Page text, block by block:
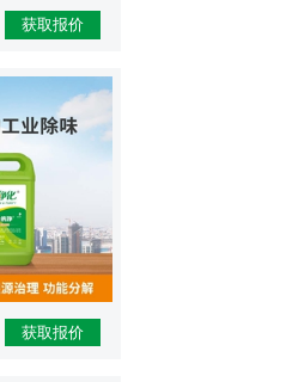
获取报价
获取报价